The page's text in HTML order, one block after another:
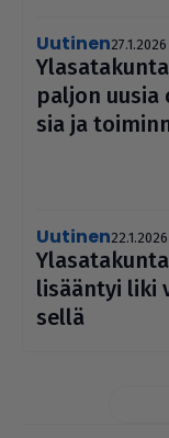
uutinen27.1.2026
paljon
sia ja
uutinen
lisääntyi liki
sellä